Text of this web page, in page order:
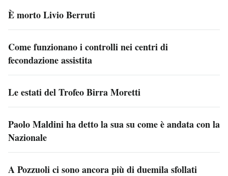
È morto Livio Berruti
Come funzionano i controlli nei centri di
fecondazione assistita
Le estati del Trofeo Birra Moretti
Paolo Maldini ha detto la sua su come è andata con la
Nazionale
A Pozzuoli ci sono ancora più di duemila sfollati